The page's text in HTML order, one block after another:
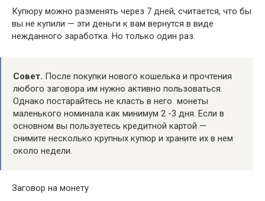
Купюру можно разменять через 7 дней, считается, что бы
вы не купили — эти деньги к вам вернутся в виде
нежданного заработка. Но только один раз.
Совет. После покупки нового кошелька и прочтения
любого заговора им нужно активно пользоваться.
Однако постарайтесь не класть в него монеты
маленького номинала как минимум 2 -3 дня. Если в
основном вы пользуетесь кредитной картой —
снимите несколько крупных купюр и храните их в нем
около недели.
Заговор на монету